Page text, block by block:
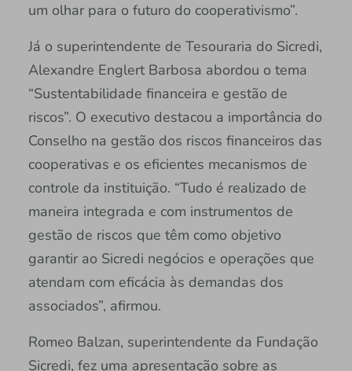
um olhar para o futuro do cooperativismo”.
Já o superintendente de Tesouraria do Sicredi,
Alexandre Englert Barbosa abordou o tema
“Sustentabilidade financeira e gestão de
riscos”. O executivo destacou a importância do
Conselho na gestão dos riscos financeiros das
cooperativas e os eficientes mecanismos de
controle da instituição. “Tudo é realizado de
maneira integrada e com instrumentos de
gestão de riscos que têm como objetivo
garantir ao Sicredi negócios e operações que
atendam com eficácia às demandas dos
associados”, afirmou.
Romeo Balzan, superintendente da Fundação
Sicredi, fez uma apresentação sobre as